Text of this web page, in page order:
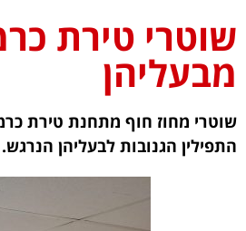
שוטרי טירת
מבעליהן
שוטרי מחוז חוף מתחנת טירת
התפילין הגנובות לבעליהן